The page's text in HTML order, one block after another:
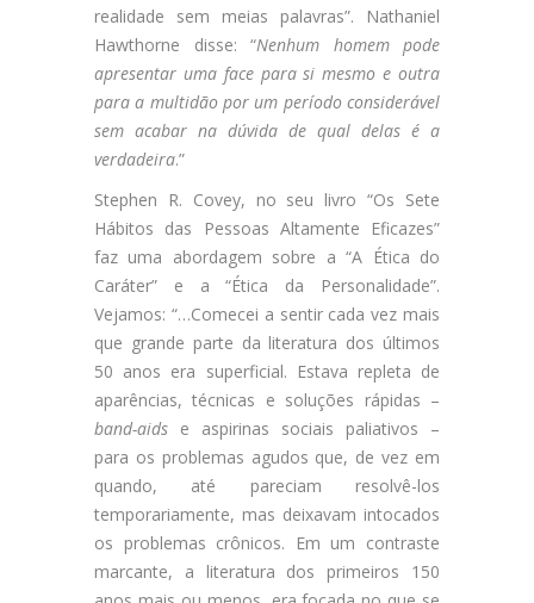
realidade sem meias palavras”. Nathaniel
Hawthorne disse: “Nenhum homem pode
apresentar uma face para si mesmo e outra
para a multidão por um período considerável
sem acabar na dúvida de qual delas é a
verdadeira.”
Stephen R. Covey, no seu livro “Os Sete
Hábitos das Pessoas Altamente Eficazes”
faz uma abordagem sobre a “A Ética do
Caráter” e a “Ética da Personalidade”.
Vejamos: “…Comecei a sentir cada vez mais
que grande parte da literatura dos últimos
50 anos era superficial. Estava repleta de
aparências, técnicas e soluções rápidas –
band-aids e aspirinas sociais paliativos –
para os problemas agudos que, de vez em
quando, até pareciam resolvê-los
temporariamente, mas deixavam intocados
os problemas crônicos. Em um contraste
marcante, a literatura dos primeiros 150